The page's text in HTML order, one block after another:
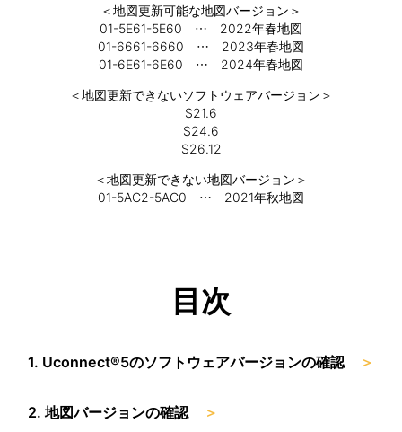
＜地図更新可能な地図バージョン＞
01-5E61-5E60 … 2022年春地図
01-6661-6660 … 2023年春地図
01-6E61-6E60 … 2024年春地図
＜地図更新できないソフトウェアバージョン＞
S21.6
S24.6
S26.12
＜地図更新できない地図バージョン＞
01-5AC2-5AC0 … 2021年秋地図
目次
1. Uconnect®5のソフトウェアバージョンの確認 ＞
2. 地図バージョンの確認 ＞